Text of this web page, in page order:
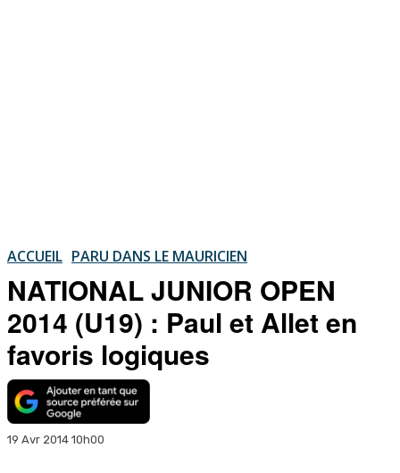
ACCUEIL PARU DANS LE MAURICIEN
NATIONAL JUNIOR OPEN
2014 (U19) : Paul et Allet en
favoris logiques
19 Avr 2014 10h00